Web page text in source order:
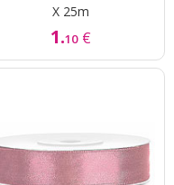
X 25m
1.10 €